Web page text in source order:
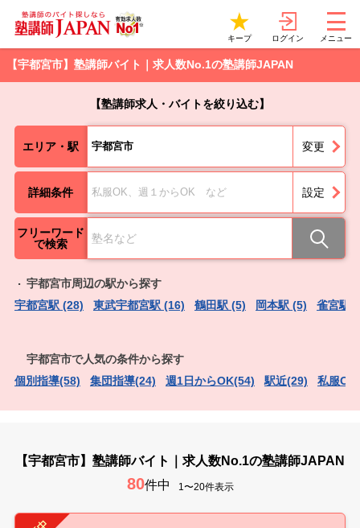
キープ ログイン メニュー
【宇都宮市】塾講師バイト｜求人数No.1の塾講師JAPAN
【塾講師求人・バイトを絞り込む】
エリア・駅 宇都宮市 変更
詳細条件 私服OK、週１からOK など 設定
フリーワード
で検索
宇都宮市周辺の駅から探す
宇都宮駅 (28)
東武宇都宮駅 (16) 鶴田駅 (5) 岡本駅 (5) 雀宮駅
宇都宮市で人気の条件から探す
個別指導(58)
集団指導(24) 週1日からOK(54) 駅近(29) 私服OK
【宇都宮市】塾講師バイト｜求人数No.1の塾講師JAPAN
80件中 1〜20件表示